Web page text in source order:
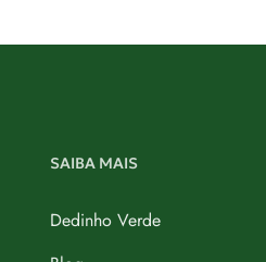
SAIBA MAIS
Dedinho Verde